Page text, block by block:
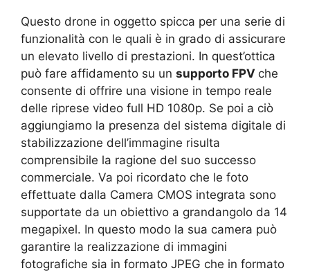
Questo drone in oggetto spicca per una serie di
funzionalità con le quali è in grado di assicurare
un elevato livello di prestazioni. In quest’ottica
può fare affidamento su un supporto FPV che
consente di offrire una visione in tempo reale
delle riprese video full HD 1080p. Se poi a ciò
aggiungiamo la presenza del sistema digitale di
stabilizzazione dell’immagine risulta
comprensibile la ragione del suo successo
commerciale. Va poi ricordato che le foto
effettuate dalla Camera CMOS integrata sono
supportate da un obiettivo a grandangolo da 14
megapixel. In questo modo la sua camera può
garantire la realizzazione di immagini
fotografiche sia in formato JPEG che in formato